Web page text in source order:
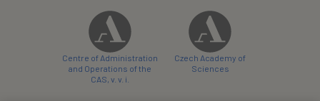
Centre of Administration
and Operations of the
CAS, v. v. i.
Czech Academy of
Sciences